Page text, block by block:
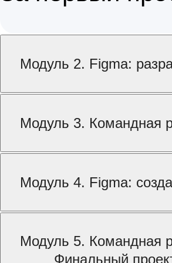
Модуль 2. Figma:
Модуль 3. Командная
Модуль 4. Figma:
Модуль 5. Командная
Финальный